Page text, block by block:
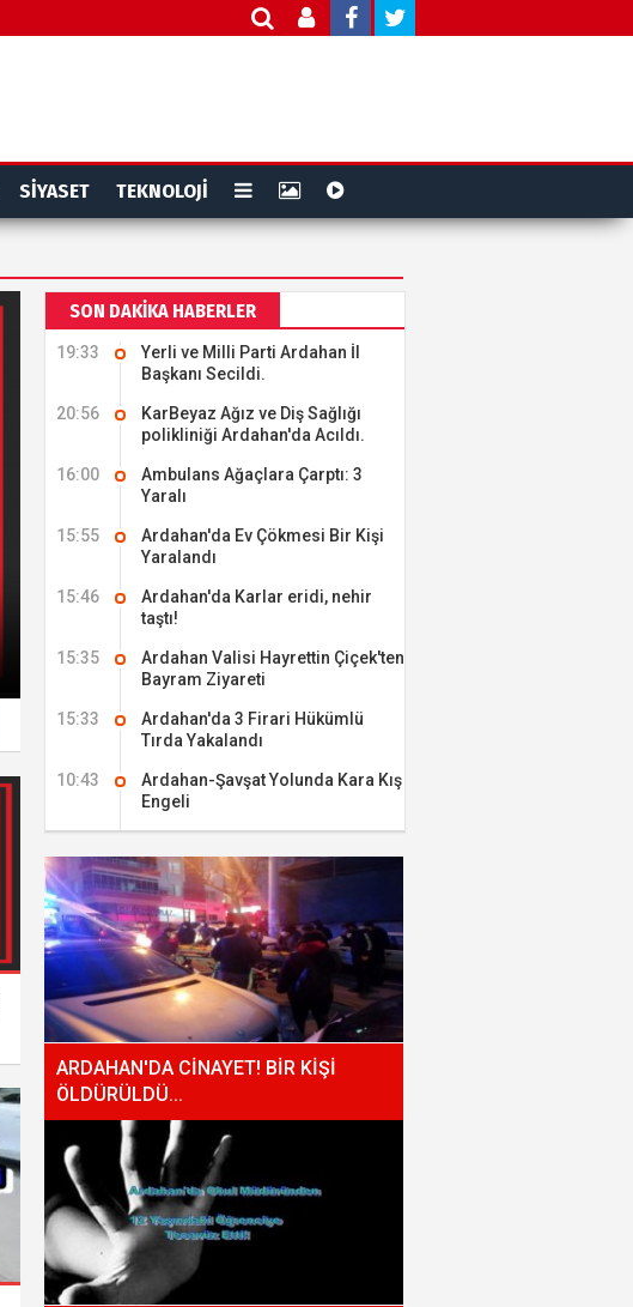
SİYASET TEKNOLOJİ
SON DAKİKA HABERLER
19:33
Yerli ve Milli Parti Ardahan İl
Başkanı Secildi.
20:56
KarBeyaz Ağız ve Diş Sağlığı
polikliniği Ardahan'da Acıldı.
16:00
Ambulans Ağaçlara Çarptı: 3
Yaralı
15:55
Ardahan'da Ev Çökmesi Bir Kişi
Yaralandı
15:46
Ardahan'da Karlar eridi, nehir
taştı!
15:35
Ardahan Valisi Hayrettin Çiçek'ten
Bayram Ziyareti
15:33
Ardahan'da 3 Firari Hükümlü
Tırda Yakalandı
10:43
Ardahan-Şavşat Yolunda Kara Kış
Engeli
ARDAHAN'DA CİNAYET! BİR KİŞİ
ÖLDÜRÜLDÜ...